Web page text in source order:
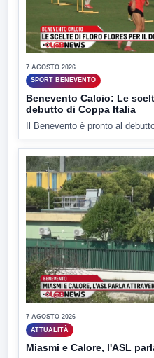
7 AGOSTO 2026
SPORT BENEVENTO
Benevento Calcio: Le
debutto di Coppa Italia
Il Benevento è pronto al
7 AGOSTO 2026
ATTUALITÀ
Miasmi e Calore, l'ASL